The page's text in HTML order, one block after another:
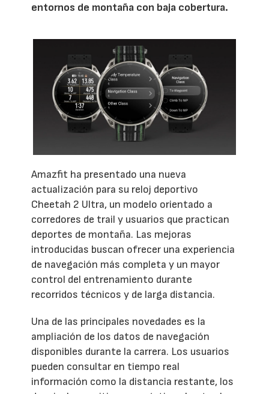
entornos de montaña con baja cobertura.
Amazfit ha presentado una nueva
actualización para su reloj deportivo
Cheetah 2 Ultra, un modelo orientado a
corredores de trail y usuarios que practican
deportes de montaña. Las mejoras
introducidas buscan ofrecer una experiencia
de navegación más completa y un mayor
control del entrenamiento durante
recorridos técnicos y de larga distancia.
Una de las principales novedades es la
ampliación de los datos de navegación
disponibles durante la carrera. Los usuarios
pueden consultar en tiempo real
información como la distancia restante, los